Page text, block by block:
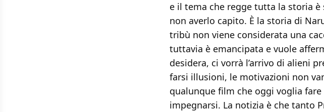
e il tema che regge tutta la storia
non averlo capito. È la storia di
tribù non viene considerata una
tuttavia è emancipata e vuole
desidera, ci vorrà l’arrivo di alieni
farsi illusioni, le motivazioni non
qualunque film che oggi voglia
impegnarsi. La notizia è che tanto